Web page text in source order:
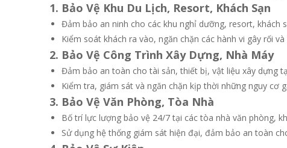
1. Bảo Vệ Khu Du Lịch, Resort, Khách Sạn
Đảm bảo an ninh cho các khu nghỉ dưỡng, resort, khách
Kiểm soát khách ra vào, ngăn chặn các hành vi gây rối
2. Bảo Vệ Công Trình Xây Dựng, Nhà Máy
Đảm bảo an toàn cho tài sản, thiết bị, vật liệu xây dựng
Kiểm tra, giám sát và ngăn chặn kịp thời những nguy cơ
3. Bảo Vệ Văn Phòng, Tòa Nhà
Bố trí lực lượng bảo vệ 24/7 tại các tòa nhà văn phòng,
Sử dụng hệ thống giám sát hiện đại, đảm bảo an toàn